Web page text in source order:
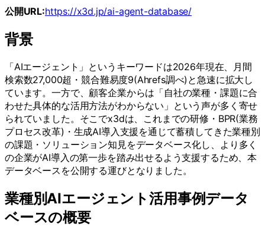
公開URL:https://x3d.jp/ai-agent-database/
背景
「AIエージェント」というキーワードは2026年現在、月間
検索数27,000超・競合難易度9(Ahrefs調べ)と急速に拡大し
ています。一方で、顧客企業からは「自社の業種・課題に合
わせた具体的な活用方法がわからない」という声が多く寄せ
られていました。そこでx3dは、これまでの研修・BPR(業務
プロセス改革)・生成AI導入支援を通じて蓄積してきた業種別
の課題・ソリューション知見をデータベース化し、より多く
の企業がAI導入の第一歩を踏み出せるよう支援するため、本
データベースを公開する運びとなりました。
業種別AIエージェント活用事例データ
ベースの概要